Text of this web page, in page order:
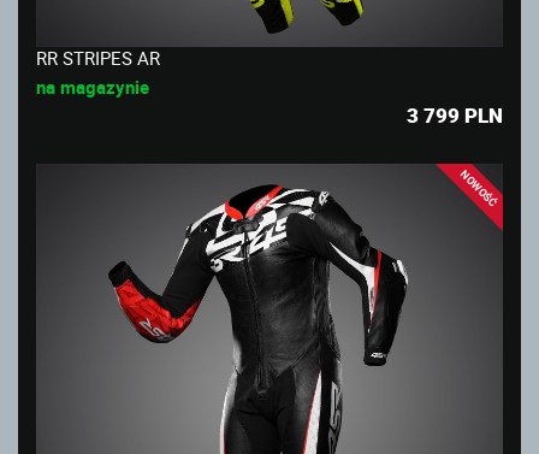
RR STRIPES AR
na magazynie
3 799 PLN
NOWOŚĆ